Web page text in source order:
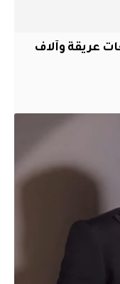
عريقة وآلاف